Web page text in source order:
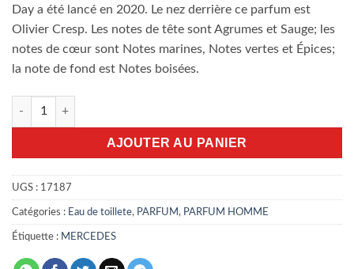
Day a été lancé en 2020. Le nez derrière ce parfum est
Olivier Cresp. Les notes de tête sont Agrumes et Sauge; les
notes de cœur sont Notes marines, Notes vertes et Épices;
la note de fond est Notes boisées.
quantité de Mercedes-Benz Select Day 100ml edt
AJOUTER AU PANIER
UGS : 17187
Catégories : Eau de toillete, PARFUM , PARFUM HOMME
Étiquette : MERCEDES